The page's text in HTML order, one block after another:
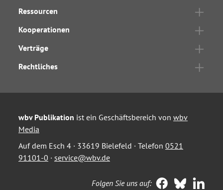
Ressourcen
Kooperationen
Verträge
Rechtliches
wbv Publikation ist ein Geschäftsbereich von wbv
Media
Auf dem Esch 4 · 33619 Bielefeld · Telefon 0521
91101-0 · service@wbv.de
Folgen Sie uns auf: